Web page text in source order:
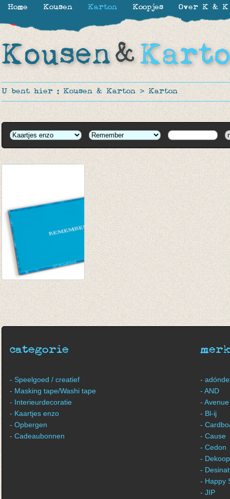
U bent hier : Kousen & Karton > Karton
categorie
- Speelgoed / creatief
- Masking tape/Washi tape
- Interieurdecoratie
- Kaartjes enzo
- Opbergen
- Cadeaubonnen
-
- AND
-
- Bl-ij
-
- Cause
- Cedon
- Dekoop
-
- Happy
- JIP
Home Kousen Karton Koopjes Over K & K